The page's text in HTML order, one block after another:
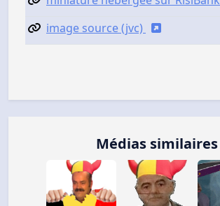
image source (jvc)
Médias similaires